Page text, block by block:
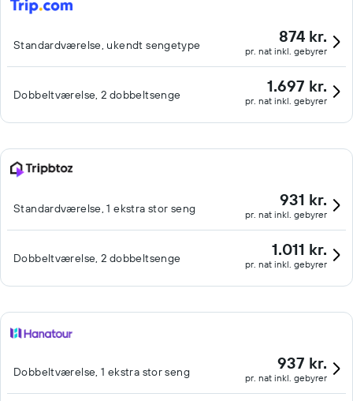
Standardværelse, ukendt sengetype 874 kr.
pr. nat inkl. gebyrer
Dobbeltværelse, 2 dobbeltsenge 1.697 kr.
pr. nat inkl. gebyrer
Standardværelse, 1 ekstra stor seng 931 kr.
pr. nat inkl. gebyrer
Dobbeltværelse, 2 dobbeltsenge 1.011 kr.
pr. nat inkl. gebyrer
Dobbeltværelse, 1 ekstra stor seng 937 kr.
pr. nat inkl. gebyrer